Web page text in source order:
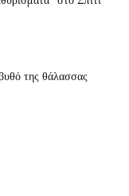
της θάλασσας